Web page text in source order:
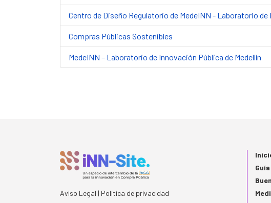
Centro de Diseño Regulatorio de MedeINN - Laboratorio de
Compras Públicas Sostenibles
MedeINN – Laboratorio de Innovación Pública de Medellín
Aviso Legal | Política de privacidad
Guía